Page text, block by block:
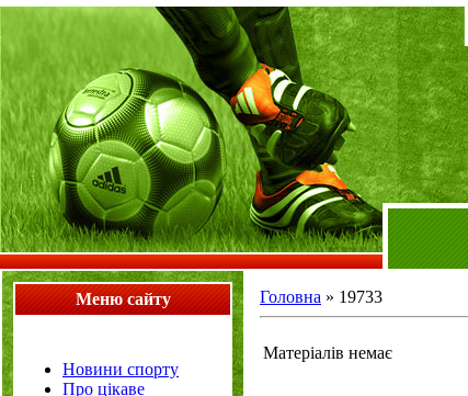
Меню сайту
Новини спорту
Про цікаве
Головна » 19733
Матеріалів немає